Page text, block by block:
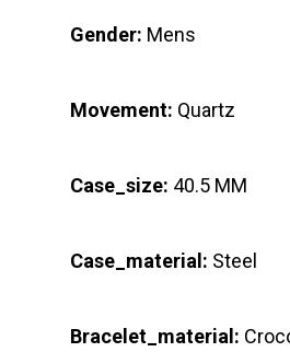
Gender: Mens
Movement: Quartz
Case_size: 40.5 MM
Case_material: Steel
Bracelet_material: